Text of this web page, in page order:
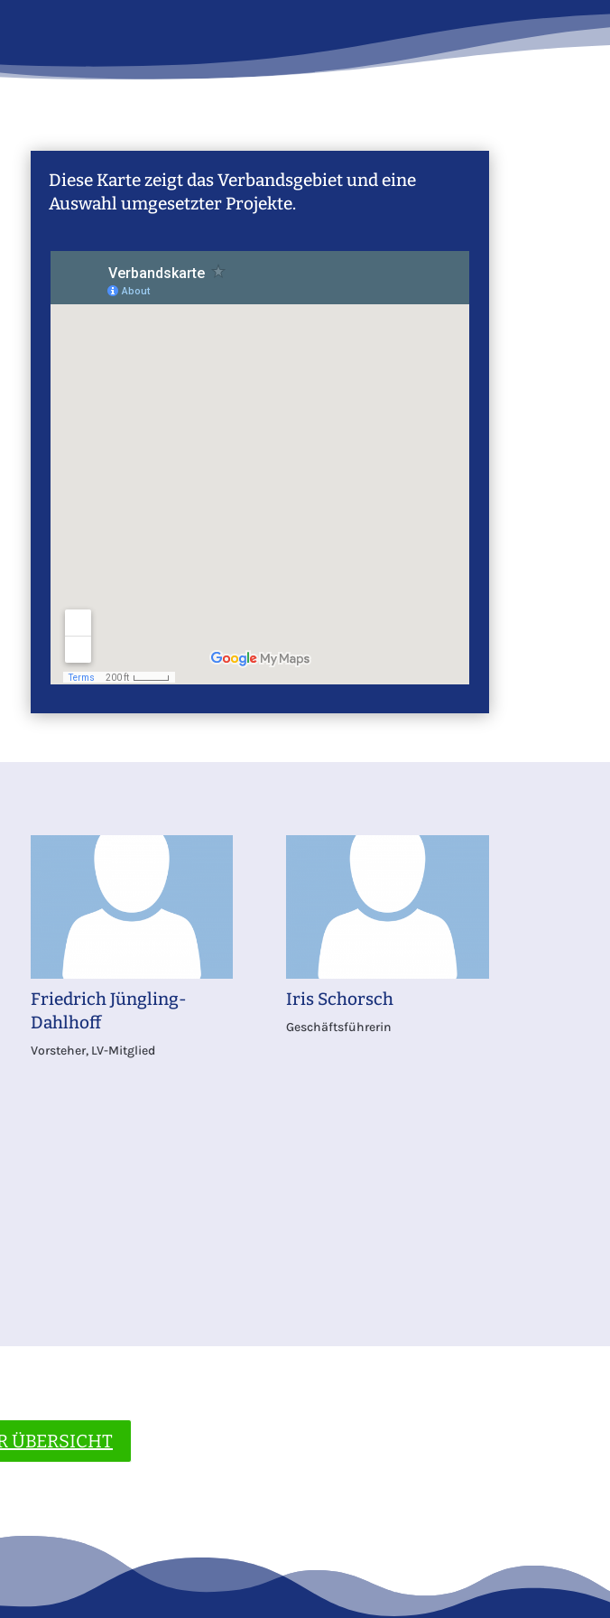
Diese Karte zeigt das Verbandsgebiet und eine
Auswahl umgesetzter Projekte.
Friedrich Jüngling-
Dahlhoff
Vorsteher, LV-Mitglied
Iris Schorsch
Geschäftsführerin
ÜBERSICHT